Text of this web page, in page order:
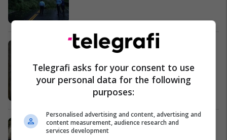
Aktivisti i Vetëvendosjes largohet
dhunshëm
Kosovë
Marrëveshja për Eurozonën
Ekonomi
Telegrafi asks for your consent to use
your personal data for the following
purposes:
Personalised advertising and content, advertising and
content measurement, audience research and
services development